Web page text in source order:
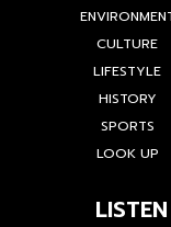
CULTURE
LIFESTYLE
HISTORY
SPORTS
LOOK UP
LISTEN